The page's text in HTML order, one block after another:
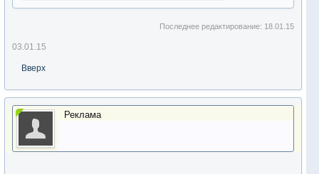
Последнее редактирование: 18.01.15
03.01.15
Вверх
Реклама